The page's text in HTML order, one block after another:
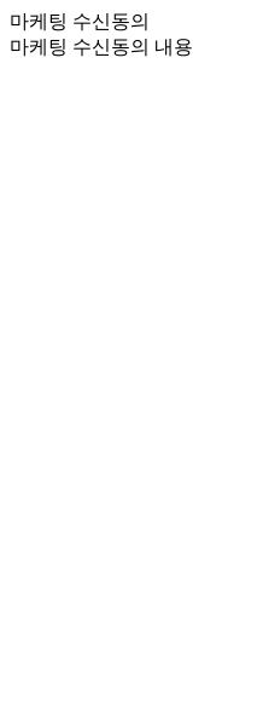
마케팅 수신동의
마케팅 수신동의 내용